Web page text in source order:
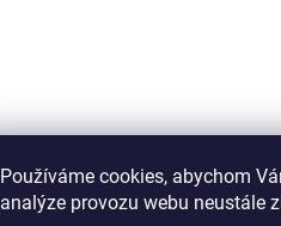
Používáme cookies, abychom
analýze provozu webu neustále